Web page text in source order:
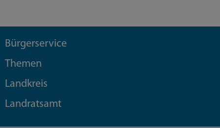
Bürgerservice
Themen
Landkreis
Landratsamt